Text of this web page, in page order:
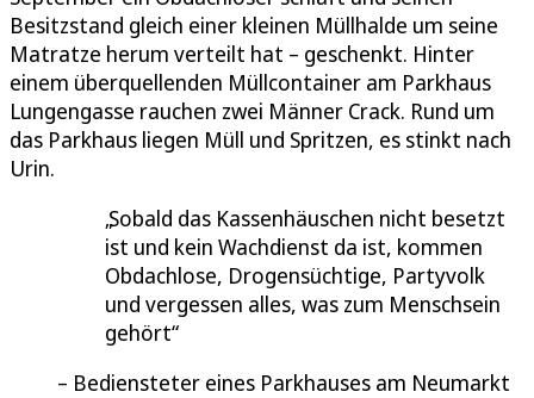
Besitzstand gleich einer kleinen Müllhalde um seine
Matratze herum verteilt hat – geschenkt. Hinter
einem überquellenden Müllcontainer am Parkhaus
Lungengasse rauchen zwei Männer Crack. Rund um
das Parkhaus liegen Müll und Spritzen, es stinkt nach
Urin.
Sobald das Kassenhäuschen nicht besetzt
ist und kein Wachdienst da ist, kommen
Obdachlose, Drogensüchtige, Partyvolk
und vergessen alles, was zum Menschsein
gehört
Bediensteter eines Parkhauses am Neumarkt